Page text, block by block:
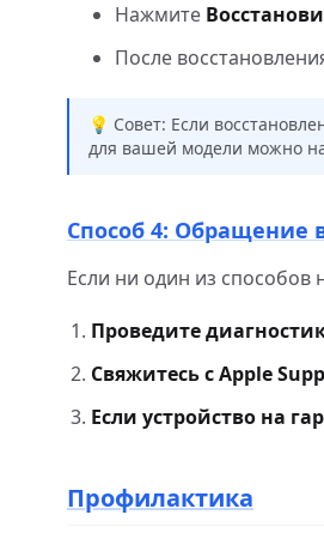
Нажмите
После
💡 Совет: Если
для вашей модели можно
Способ 4: Обращение
Если ни один из способов
Проведите
Свяжитесь с Apple
Если устройство на
Профилактика